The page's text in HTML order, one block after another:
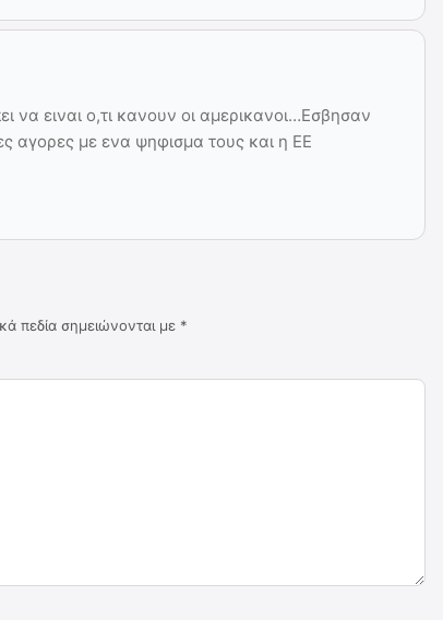
να ειναι ο,τι κανουν οι αμερικανοι…Εσβησαν
αγορες με ενα ψηφισμα τους και η ΕΕ
πεδία σημειώνονται με *